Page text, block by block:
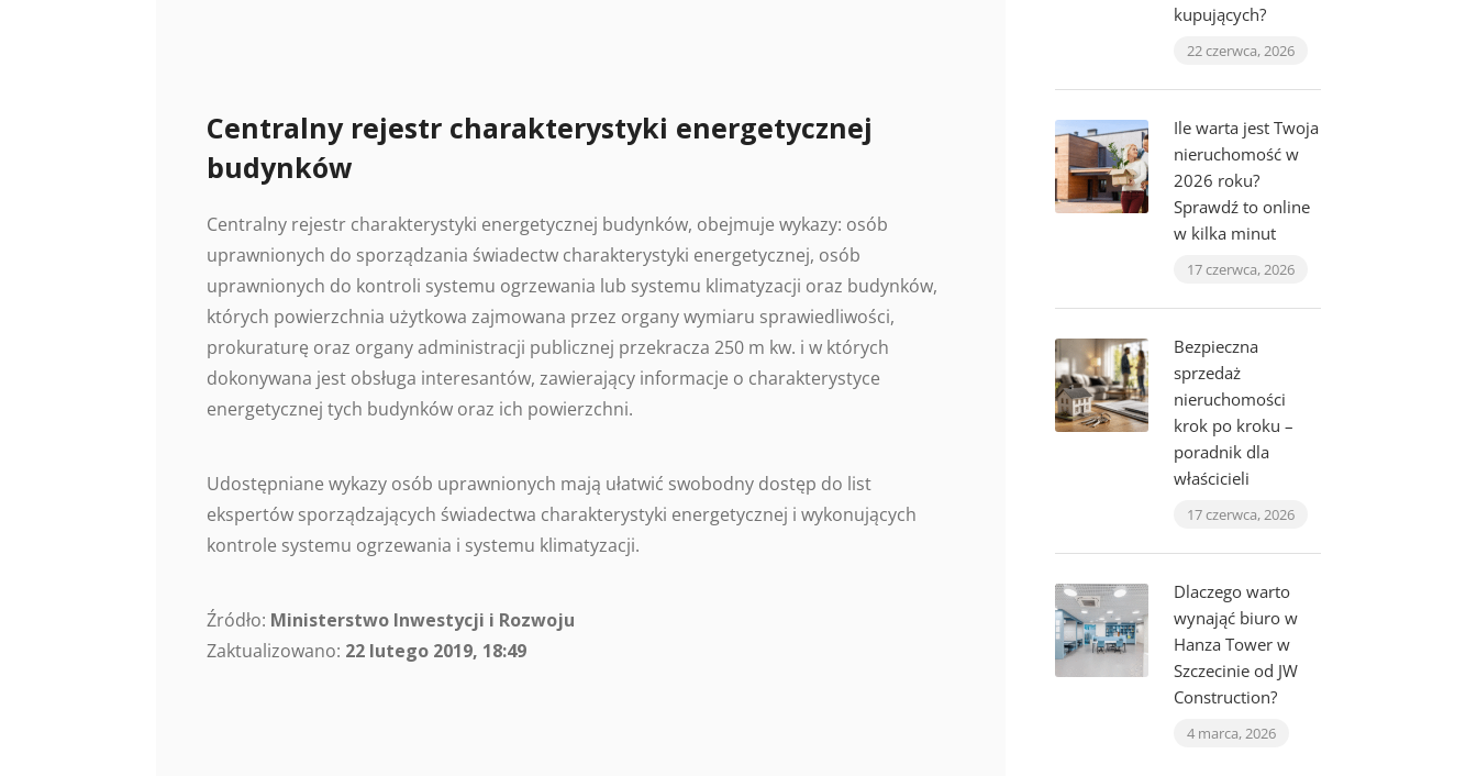
Centralny rejestr charakterystyki energetycznej
budynków
Centralny rejestr charakterystyki energetycznej budynków, obejmuje wykazy: osób
uprawnionych do sporządzania świadectw charakterystyki energetycznej, osób
uprawnionych do kontroli systemu ogrzewania lub systemu klimatyzacji oraz budynków,
których powierzchnia użytkowa zajmowana przez organy wymiaru sprawiedliwości,
prokuraturę oraz organy administracji publicznej przekracza 250 m kw. i w których
dokonywana jest obsługa interesantów, zawierający informacje o charakterystyce
energetycznej tych budynków oraz ich powierzchni.
Udostępniane wykazy osób uprawnionych mają ułatwić swobodny dostęp do list
ekspertów sporządzających świadectwa charakterystyki energetycznej i wykonujących
kontrole systemu ogrzewania i systemu klimatyzacji.
Źródło: Ministerstwo Inwestycji i Rozwoju
Zaktualizowano: 22 lutego 2019, 18:49
kupujących?
22 czerwca, 2026
Ile warta jest Twoja
nieruchomość w
2026 roku?
Sprawdź to online
w kilka minut
17 czerwca, 2026
Bezpieczna
sprzedaż
nieruchomości
krok po kroku –
poradnik dla
właścicieli
17 czerwca, 2026
Dlaczego warto
wynająć biuro w
Hanza Tower w
Szczecinie od JW
Construction?
4 marca, 2026